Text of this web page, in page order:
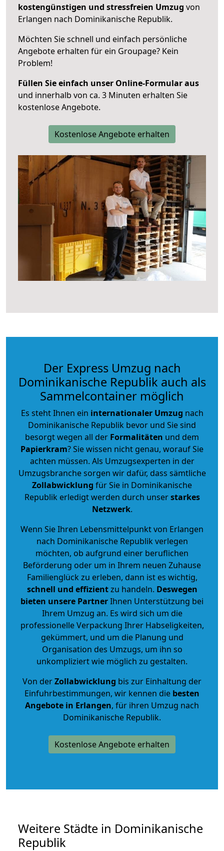
kostengünstigen und stressfreien Umzug von
Erlangen nach Dominikanische Republik.
Möchten Sie schnell und einfach persönliche
Angebote erhalten für ein Groupage? Kein
Problem!
Füllen Sie einfach unser Online-Formular aus
und innerhalb von ca. 3 Minuten erhalten Sie
kostenlose Angebote.
Kostenlose Angebote erhalten
Der Express Umzug nach
Dominikanische Republik auch als
Sammelcontainer möglich
Es steht Ihnen ein internationaler Umzug nach
Dominikanische Republik bevor und Sie sind
besorgt wegen all der Formalitäten und dem
Papierkram? Sie wissen nicht genau, worauf Sie
achten müssen. Als Umzugsexperten in der
Umzugsbranche sorgen wir dafür, dass sämtliche
Zollabwicklung für Sie in Dominikanische
Republik erledigt werden durch unserstarkes
Netzwerk.
Wenn Sie Ihren Lebensmittelpunkt von Erlangen
nach Dominikanische Republik verlegen
möchten, ob aufgrund einer beruflichen
Beförderung oder um in Ihrem neuen Zuhause
Familienglück zu erleben, dann ist es wichtig,
schnell und effizientzu handeln. Deswegen
bieten unsere PartnerIhnen Unterstützung bei
Ihrem Umzug an. Es wird sich um die
professionelle Verpackung Ihrer Habseligkeiten,
gekümmert, und um die Planung und
Organisation des Umzugs, um ihn so
unkompliziert wie möglich zu gestalten.
Von derZollabwicklung bis zur Einhaltung der
Einfuhrbestimmungen, wir kennen die besten
Angebote in Erlangen, für ihren Umzug nach
Dominikanische Republik.
Kostenlose Angebote erhalten
Weitere Städte in Dominikanische
Republik